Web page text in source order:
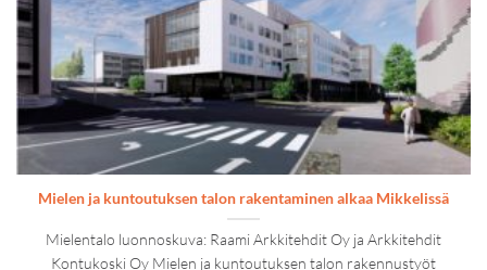
Mielen ja kuntoutuksen talon rakentaminen alkaa Mikkelissä
Mielentalo luonnoskuva: Raami Arkkitehdit Oy ja Arkkitehdit
Kontukoski Oy Mielen ja kuntoutuksen talon rakennustyöt